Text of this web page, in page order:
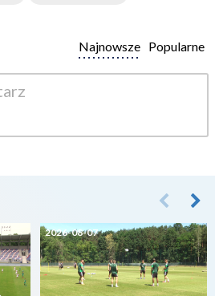
Popularne
Najnowsze
2026-08-07